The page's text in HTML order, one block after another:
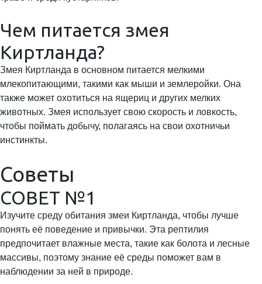
Чем питается змея
Киртланда?
Змея Киртланда в основном питается мелкими
млекопитающими, такими как мыши и землеройки. Она
также может охотиться на ящериц и других мелких
животных. Змея использует свою скорость и ловкость,
чтобы поймать добычу, полагаясь на свои охотничьи
инстинкты.
Советы
СОВЕТ №1
Изучите среду обитания змеи Киртланда, чтобы лучше
понять её поведение и привычки. Эта рептилия
предпочитает влажные места, такие как болота и лесные
массивы, поэтому знание её среды поможет вам в
наблюдении за ней в природе.